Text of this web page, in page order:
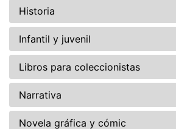
Historia
Infantil y juvenil
Libros para coleccionistas
Narrativa
Novela gráfica y cómic